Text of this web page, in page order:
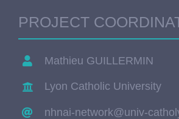
PROJECT
Mathieu GUILLERMIN
Lyon Catholic University
nhnai-network@univ-